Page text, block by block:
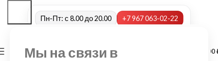
Мы на связи в
Пн-Пт: с 8.00 до 20.00 +7 967 063-02-22
МЕНЮ 0,00